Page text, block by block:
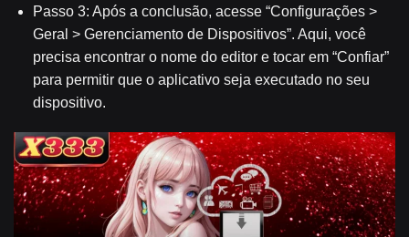
Passo 3: Após a conclusão, acesse “Configurações >
Geral > Gerenciamento de Dispositivos”. Aqui, você
precisa encontrar o nome do editor e tocar em “Confiar”
para permitir que o aplicativo seja executado no seu
dispositivo.